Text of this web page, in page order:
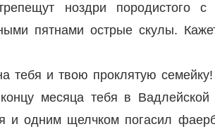
ноздри породистого с
пятнами острые скулы.
тебя и твою проклятую
месяца тебя в
и одним щелчком погасил